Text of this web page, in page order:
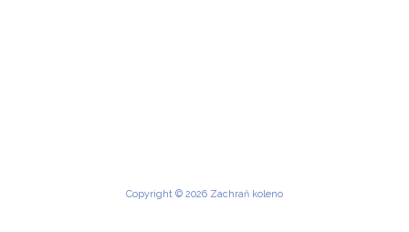
Copyright © 2026 Zachraň koleno